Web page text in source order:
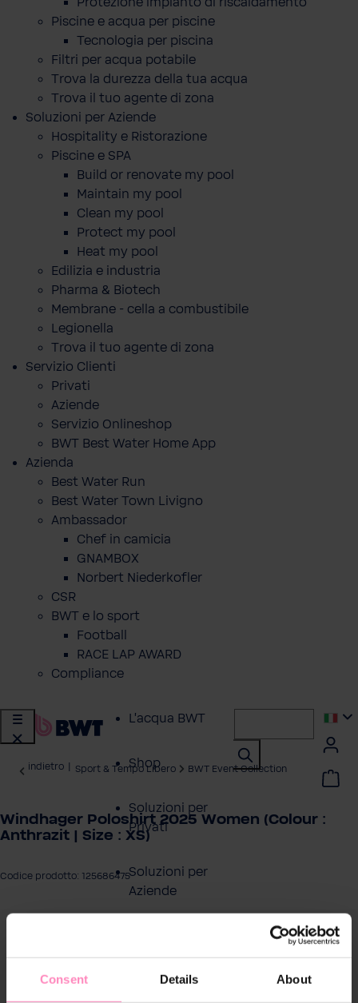
Consent Details About
Piscine e acqua per piscine
Tecnologia per piscina
Filtri per acqua potabile
Trova la durezza della tua acqua
Trova il tuo agente di zona
Soluzioni per Aziende
Hospitality e Ristorazione
Piscine e SPA
Build or renovate my pool
Maintain my pool
Clean my pool
Protect my pool
Heat my pool
Edilizia e industria
Pharma & Biotech
Membrane - cella a combustibile
Legionella
Trova il tuo agente di zona
Servizio Clienti
Privati
Aziende
Servizio Onlineshop
BWT Best Water Home App
Azienda
Best Water Run
Best Water Town Livigno
Ambassador
Chef in camicia
GNAMBOX
Norbert Niederkofler
CSR
BWT e lo sport
Football
RACE LAP AWARD
Compliance
L'acqua BWT
Shop
Soluzioni per
Privati
Soluzioni per
Aziende
Azienda
indietro Sport & Tempo Libero BWT Event Collection
Windhager Poloshirt 2025 Women (Colour :
Anthrazit | Size : XS)
Codice prodotto: 125686475
la galleria di immagini